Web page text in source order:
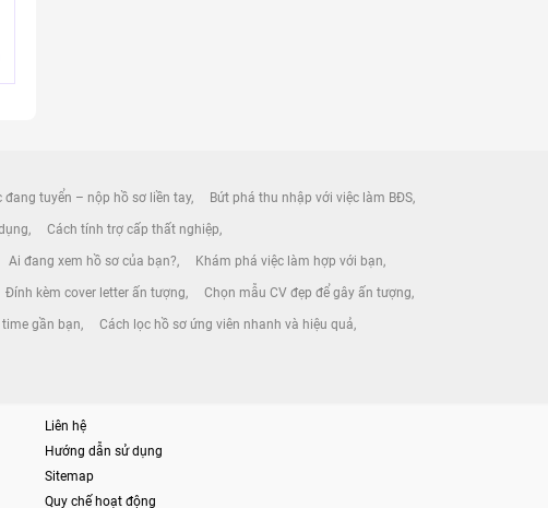
đang tuyển – nộp hồ sơ liền tay Bứt phá thu nhập với việc làm BĐS
Cách tính trợ cấp thất nghiệp
Ai đang xem hồ sơ của bạn? Khám phá việc làm hợp với bạn
Đính kèm cover letter ấn tượng Chọn mẫu CV đẹp để gây ấn tượng
gần bạn Cách lọc hồ sơ ứng viên nhanh và hiệu quả
Liên hệ
Hướng dẫn sử dụng
Sitemap
Quy chế hoạt động